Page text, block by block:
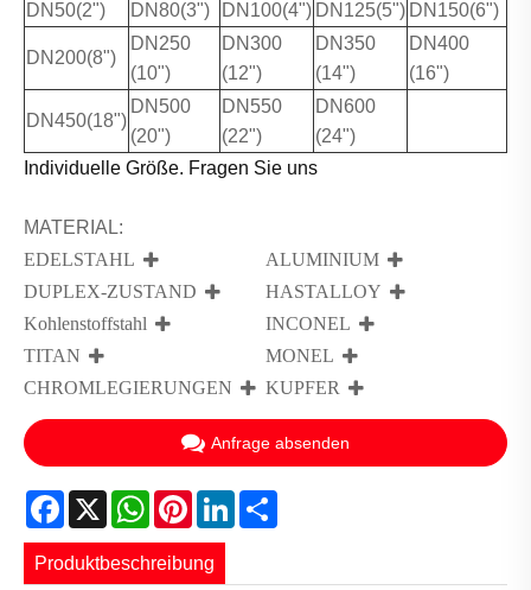
DN50(2")
DN80(3") DN100(4") DN125(5") DN150(6")
DN200(8")
DN250
(10")
DN300
(12")
DN350
(14")
DN400
(16")
DN450(18")
DN500
(20")
DN550
(22")
DN600
(24")
Individuelle Größe. Fragen Sie uns
MATERIAL:
EDELSTAHL
DUPLEX-ZUSTAND
Kohlenstoffstahl
TITAN
CHROMLEGIERUNGEN
ALUMINIUM
HASTALLOY
INCONEL
MONEL
KUPFER
Anfrage absenden
Facebook
X WhatsApp
PinterestLinkedIn
Produktbeschreibung